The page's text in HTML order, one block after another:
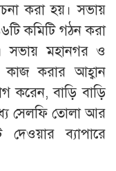
করা হয়। সভায়
কমিটি গঠন করা
সভায় মহানগর ও
করার আহ্বান
করেন, বাড়ি বাড়ি
সেলফি তোলা আর
দেওয়ার ব্যাপারে